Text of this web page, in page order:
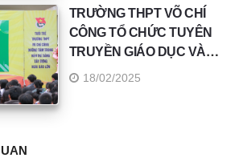
trung học sinh và tựu trường năm
khảo bài thi Ký thi tốt nghiệp
TRƯỜNG THPT VÕ CHÍ
CÔNG TỔ CHỨC TUYÊN
TRUYỀN GIÁO DỤC VÀ
TƯ VẤN SỨC KHOẺ TÂM
18/02/2025